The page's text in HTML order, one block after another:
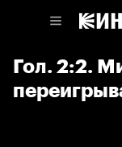
Гол. 2:2.